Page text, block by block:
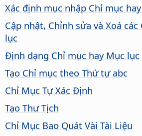
Xác định mục nhập Chỉ mục
Cập nhật, Chỉnh sửa và Xoá
lục
Định dạng Chỉ mục hay Mục lục
Tạo Chỉ mục theo Thứ tự abc
Chỉ Mục Tự Xác Định
Tạo Thư Tịch
Chỉ Mục Bao Quát Vài Tài Liệu